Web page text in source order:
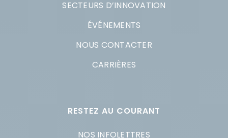
SECTEURS D’INNOVATION
ÉVÉNEMENTS
NOUS CONTACTER
CARRIÈRES
RESTEZ AU COURANT
NOS INFOLETTRES